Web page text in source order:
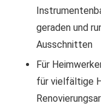
geraden und
Ausschnitten
Für
für vielfältige